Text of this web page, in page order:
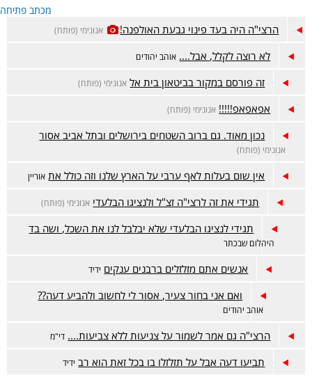
מכתב פתיחה
הרצי"ה היה בעד פינוי גבעת האולפנה! אנונימי (פותח)
לא רוצה לקלל, אבל.... אוהב יהודים
זה פורסם במקור בביטאון בית אל אנונימי (פותח)
אפאפאפ!!!!! אנונימי (פותח)
נכון מאוד. גם ברוב השטחים בירושלים ובתל אביב אסור
אנונימי (פותח)
אין שום בעלות לאף ערבי על הארץ שלנו וזה כולל את אוריין
תגידי את זה לרצי"ה זצ"ל ולנציגו הבלעדי אנונימי (פותח)
תגידי לנציגו הבלעדי שלא יבלבל לנו את השכל,‏ ושה בד
היהלום שבכתר
אנשים אתם מזלזלים ברבנים ענקים ידיד
ואם אני בחור צעיר, אסור לי לחשוב ולהביע דעה??
אוהב יהודים
הרצי"ה גם אמר לשמור על צניעות ללא צביעות.... די"מ
תביעו דעה אבל על תזלזלו בו בכל זאת הוא רב ידיד